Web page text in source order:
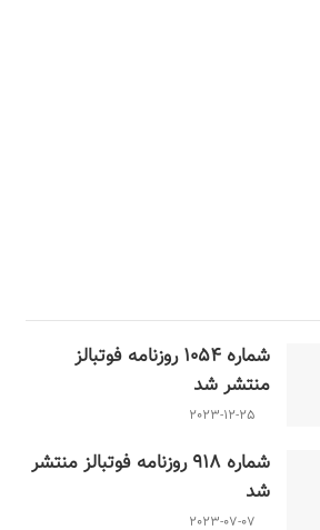
شماره 1054 روزنامه فوتبالز
منتشر شد
2023-12-25
شماره 918 روزنامه فوتبالز منتشر
شد
2023-07-07